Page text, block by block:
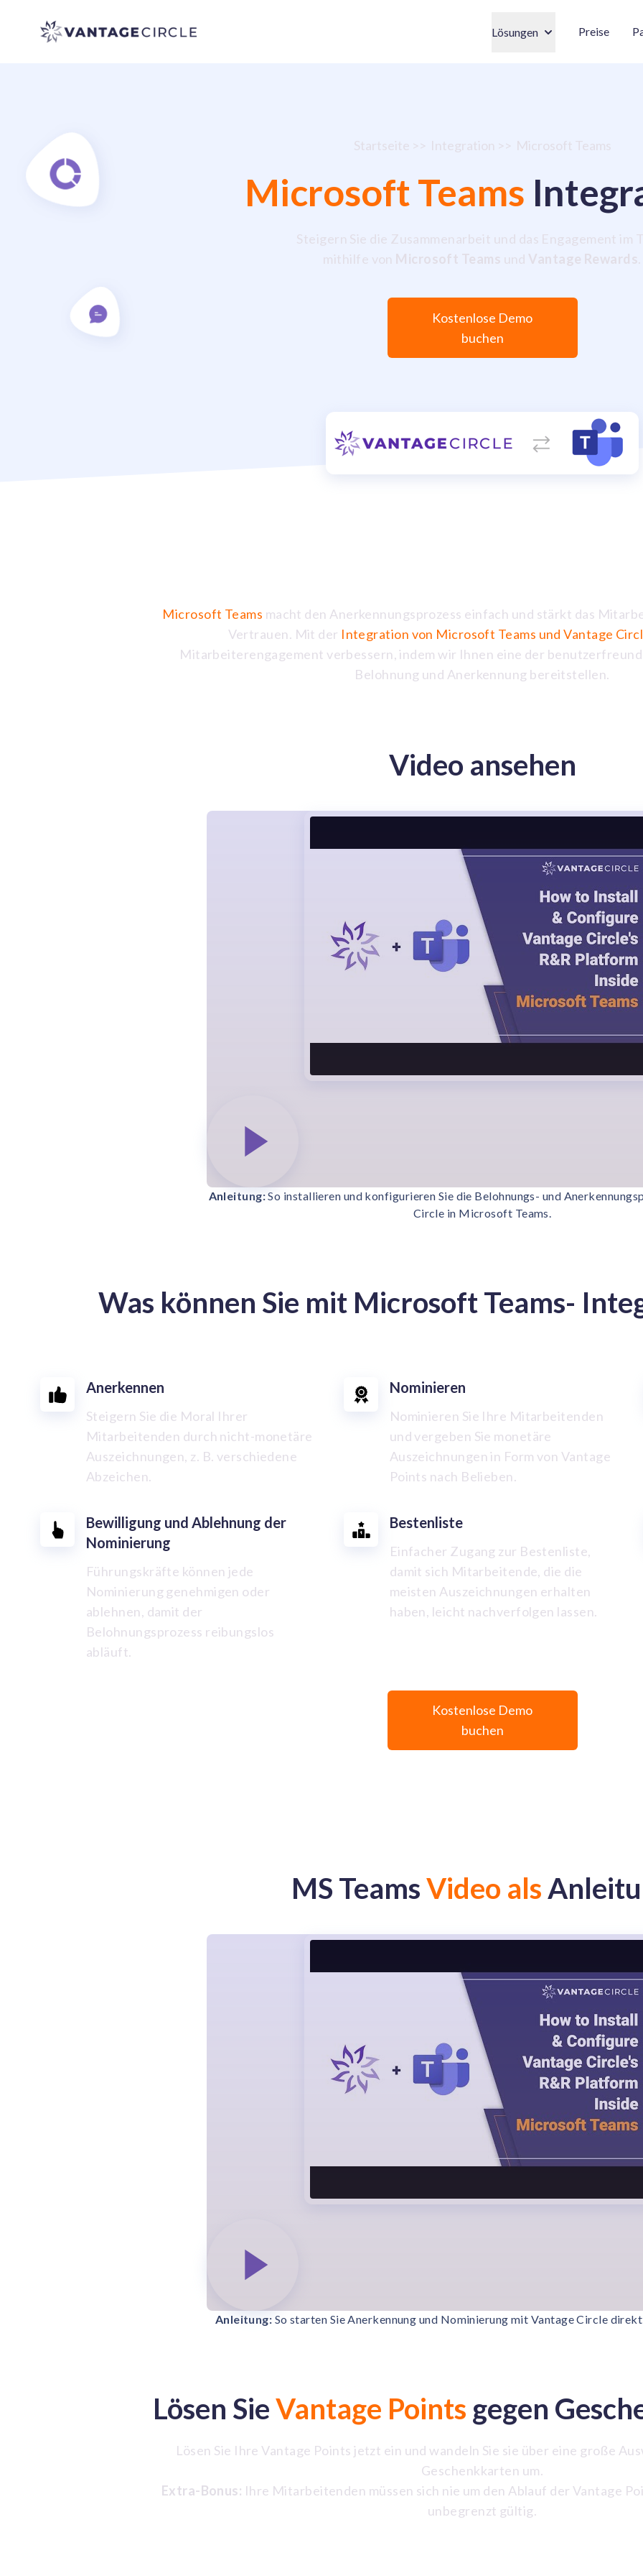
Vantage Circle Lösungen Preise
Startseite >> Integration >> Microsoft Teams
Microsoft Teams
Steigern Sie die Zusammenarbeit und das Engagement im
mithilfe von Microsoft Teams und Vantage Rewards.
Kostenlose Demo
buchen
Microsoft Teams macht den Anerkennungsprozess einfach und stärkt das
Vertrauen. Mit der Integration von Microsoft Teams und Vantage
Mitarbeiterengagement verbessern, indem wir Ihnen eine der
Belohnung und Anerkennung bereitstellen.
Video ansehen
Anleitung:So installieren und konfigurieren Sie die Belohnungs- und
Circle in Microsoft Teams.
Was können Sie mit Microsoft Teams-
Anerkennen
Steigern Sie die Moral Ihrer
Mitarbeitenden durch nicht-monetäre
Auszeichnungen, z. B. verschiedene
Abzeichen.
Nominieren
Nominieren Sie Ihre Mitarbeitenden
und vergeben Sie monetäre
Auszeichnungen in Form von Vantage
Points nach Belieben.
Bewilligung und Ablehnung der
Nominierung
Führungskräfte können jede
Nominierung genehmigen oder
ablehnen, damit der
Belohnungsprozess reibungslos
abläuft.
Bestenliste
Einfacher Zugang zur Bestenliste,
damit sich Mitarbeitende, die die
meisten Auszeichnungen erhalten
haben, leicht nachverfolgen lassen.
Kostenlose Demo
buchen
MS TeamsVideo als
Anleitung: So starten Sie Anerkennung und Nominierung mit Vantage Circle
Lösen SieVantage Points gegen
Lösen Sie Ihre Vantage Points jetzt ein und wandeln Sie sie über eine große
Geschenkkarten um.
Extra-Bonus: Ihre Mitarbeitenden müssen sich nie um den Ablauf der Vantage
unbegrenzt gültig.